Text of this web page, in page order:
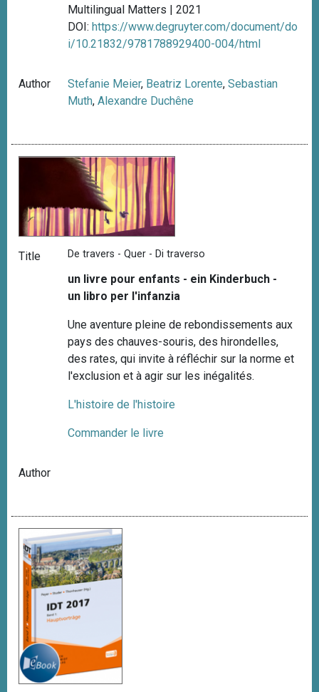
Multilingual Matters | 2021
DOI:https://www.degruyter.com/document/do
i/10.21832/9781788929400-004/html
Author Stefanie Meier, Beatriz Lorente,Sebastian
Muth,Alexandre Duchêne
Title De travers - Quer - Di traverso
un livre pour enfants - ein Kinderbuch -
un libro per l'infanzia
Une aventure pleine de rebondissements aux
pays des chauves-souris, des hirondelles,
des rates, qui invite à réfléchir sur la norme et
l'exclusion et à agir sur les inégalités.
L'histoire de l'histoire
Commander le livre
Author